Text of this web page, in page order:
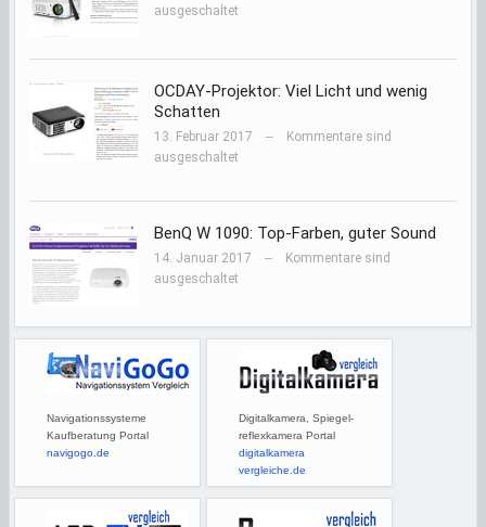
ausgeschaltet
OCDAY-Projektor: Viel Licht und wenig
Schatten
13. Februar 2017 —
Kommentare sind
ausgeschaltet
BenQ W 1090: Top-Farben, guter Sound
14. Januar 2017 —
Kommentare sind
ausgeschaltet
Navigationssysteme
Kaufberatung Portal
navigogo.de
Digitalkamera, Spiegel-
reflexkamera Portal
digitalkamera
vergleiche.de